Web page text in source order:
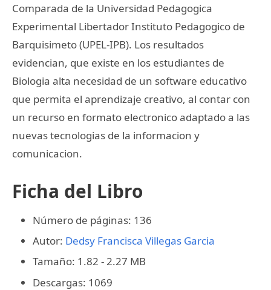
Comparada de la Universidad Pedagogica
Experimental Libertador Instituto Pedagogico de
Barquisimeto (UPEL-IPB). Los resultados
evidencian, que existe en los estudiantes de
Biologia alta necesidad de un software educativo
que permita el aprendizaje creativo, al contar con
un recurso en formato electronico adaptado a las
nuevas tecnologias de la informacion y
comunicacion.
Ficha del Libro
Número de páginas: 136
Autor: Dedsy Francisca Villegas Garcia
Tamaño: 1.82 - 2.27 MB
Descargas: 1069